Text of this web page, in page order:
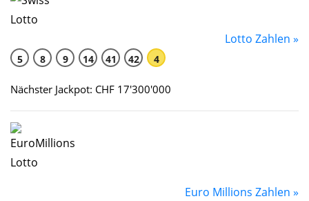
Lotto Zahlen »
5 8 9 14 41 42 4
Nächster Jackpot: CHF 17'300'000
Euro Millions Zahlen »